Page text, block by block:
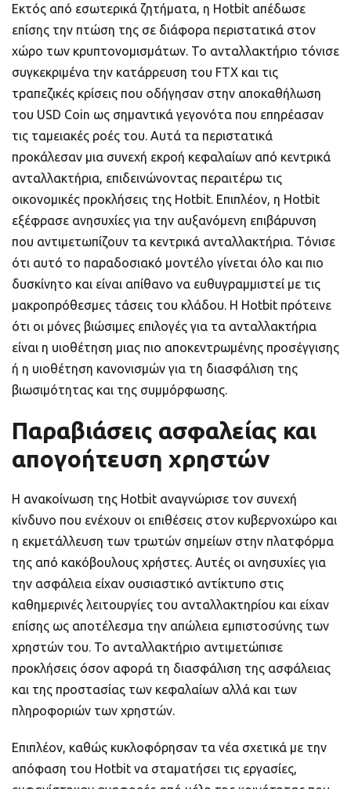
Εκτός από εσωτερικά ζητήματα, η Hotbit απέδωσε
επίσης την πτώση της σε διάφορα περιστατικά στον
χώρο των κρυπτονομισμάτων. Το ανταλλακτήριο τόνισε
συγκεκριμένα την κατάρρευση του FTX και τις
τραπεζικές κρίσεις που οδήγησαν στην αποκαθήλωση
του USD Coin ως σημαντικά γεγονότα που επηρέασαν
τις ταμειακές ροές του. Αυτά τα περιστατικά
προκάλεσαν μια συνεχή εκροή κεφαλαίων από κεντρικά
ανταλλακτήρια, επιδεινώνοντας περαιτέρω τις
οικονομικές προκλήσεις της Hotbit. Επιπλέον, η Hotbit
εξέφρασε ανησυχίες για την αυξανόμενη επιβάρυνση
που αντιμετωπίζουν τα κεντρικά ανταλλακτήρια. Τόνισε
ότι αυτό το παραδοσιακό μοντέλο γίνεται όλο και πιο
δυσκίνητο και είναι απίθανο να ευθυγραμμιστεί με τις
μακροπρόθεσμες τάσεις του κλάδου. Η Hotbit πρότεινε
ότι οι μόνες βιώσιμες επιλογές για τα ανταλλακτήρια
είναι η υιοθέτηση μιας πιο αποκεντρωμένης προσέγγισης
ή η υιοθέτηση κανονισμών για τη διασφάλιση της
βιωσιμότητας και της συμμόρφωσης.
Παραβιάσεις ασφαλείας και
απογοήτευση χρηστών
Η ανακοίνωση της Hotbit αναγνώρισε τον συνεχή
κίνδυνο που ενέχουν οι επιθέσεις στον κυβερνοχώρο και
η εκμετάλλευση των τρωτών σημείων στην πλατφόρμα
της από κακόβουλους χρήστες. Αυτές οι ανησυχίες για
την ασφάλεια είχαν ουσιαστικό αντίκτυπο στις
καθημερινές λειτουργίες του ανταλλακτηρίου και είχαν
επίσης ως αποτέλεσμα την απώλεια εμπιστοσύνης των
χρηστών του. Το ανταλλακτήριο αντιμετώπισε
προκλήσεις όσον αφορά τη διασφάλιση της ασφάλειας
και της προστασίας των κεφαλαίων αλλά και των
πληροφοριών των χρηστών.
Επιπλέον, καθώς κυκλοφόρησαν τα νέα σχετικά με την
απόφαση του Hotbit να σταματήσει τις εργασίες,